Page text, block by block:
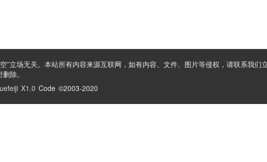
场无关。本站所有内容来源互联网，如有内容、文件、图片等侵权，请联系我们
除。
X1.0 Code ©2003-2020